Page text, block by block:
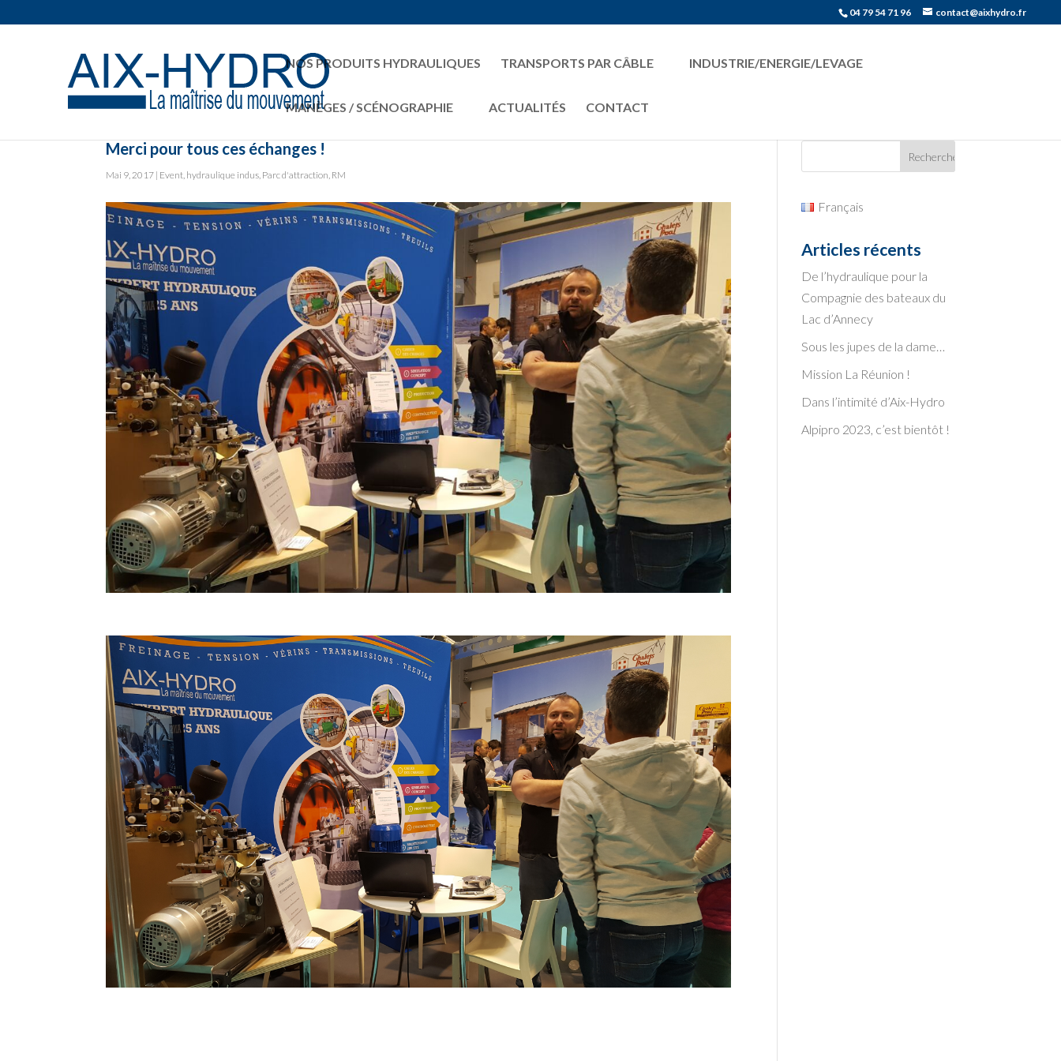
04 79 54 71 96 contact@aixhydro.fr
NOS PRODUITS HYDRAULIQUES TRANSPORTS PAR CÂBLE INDUSTRIE/ENERGIE/LEVAGE
MANÈGES / SCÉNOGRAPHIE ACTUALITÉS CONTACT
Merci pour tous ces échanges !
Mai 9, 2017 | Event, hydraulique indus, Parc d'attraction, RM
Français
Articles récents
De l’hydraulique pour la
Compagnie des bateaux du
Lac d’Annecy
Sous les jupes de la dame…
Mission La Réunion !
Dans l’intimité d’Aix-Hydro
Alpipro 2023, c’est bientôt !